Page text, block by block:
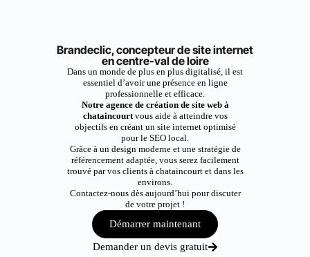
Brandeclic, concepteur de site internet
en centre-val de loire
Dans un monde de plus en plus digitalisé, il est
essentiel d’avoir une présence en ligne
professionnelle et efficace.
Notre agence de création de site web à
chataincourtvous aide à atteindre vos
objectifs en créant un site internet optimisé
pour le SEO local.
Grâce à un design moderne et une stratégie de
référencement adaptée, vous serez facilement
trouvé par vos clients à chataincourt et dans les
environs.
Contactez-nous dès aujourd’hui pour discuter
de votre projet !
Démarrer maintenant
Demander un devis gratuit